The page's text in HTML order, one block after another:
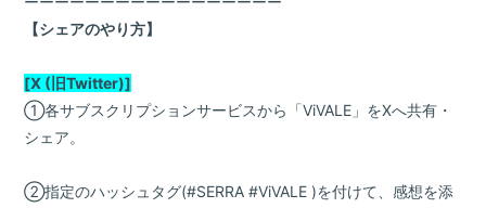
【シェアのやり方】
[X (旧Twitter)]
①各サブスクリプションサービスから「ViVALE」をXへ共有・
シェア。
②指定のハッシュタグ(#SERRA #ViVALE )を付けて、感想を添